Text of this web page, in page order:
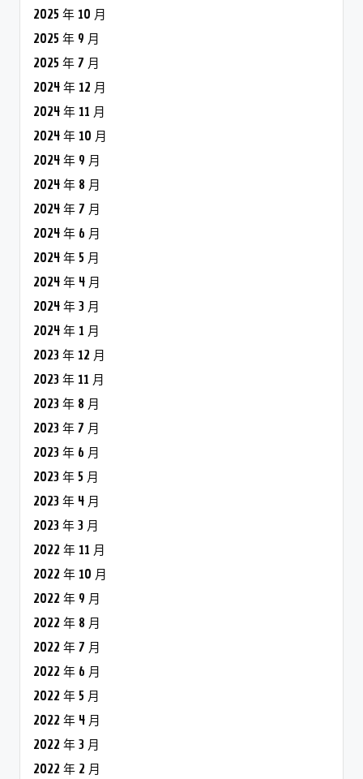
2025 年 10 月
2025 年 9 月
2025 年 7 月
2024 年 12 月
2024 年 11 月
2024 年 10 月
2024 年 9 月
2024 年 8 月
2024 年 7 月
2024 年 6 月
2024 年 5 月
2024 年 4 月
2024 年 3 月
2024 年 1 月
2023 年 12 月
2023 年 11 月
2023 年 8 月
2023 年 7 月
2023 年 6 月
2023 年 5 月
2023 年 4 月
2023 年 3 月
2022 年 11 月
2022 年 10 月
2022 年 9 月
2022 年 8 月
2022 年 7 月
2022 年 6 月
2022 年 5 月
2022 年 4 月
2022 年 3 月
2022 年 2 月